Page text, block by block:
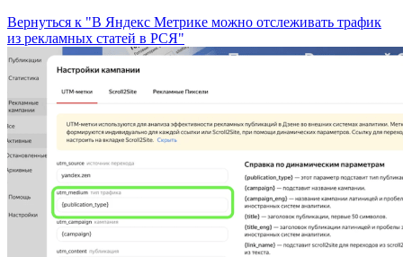
Вернуться к "В Яндекс Метрике можно отслеживать трафик
из рекламных статей в РСЯ"